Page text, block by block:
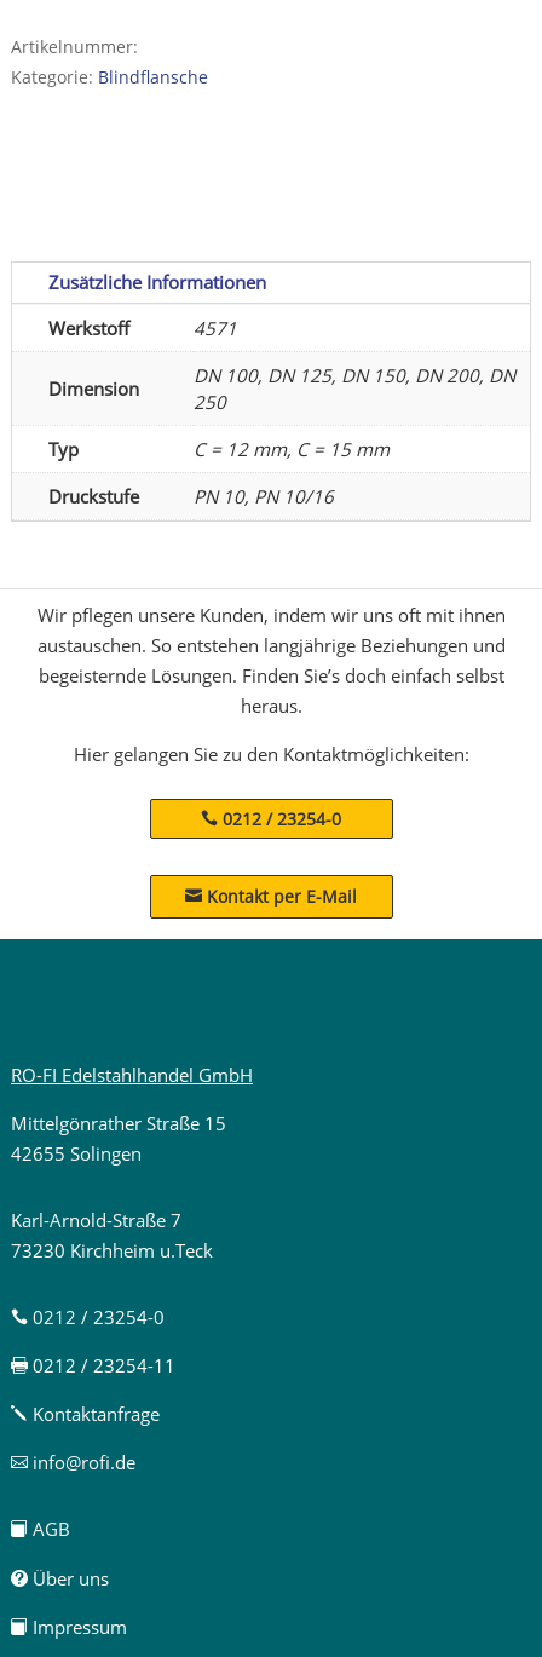
1092-
1/05,
Artikelnummer:
Kategorie: Blindflansche
Zusätzliche Informationen
Werkstoff
4571
Dimension
DN 100, DN 125, DN 150, DN 200, DN
250
Typ
C = 12 mm, C = 15 mm
Druckstufe
PN 10, PN 10/16
Wir pflegen unsere Kunden, indem wir uns oft mit ihnen
austauschen. So entstehen langjährige Beziehungen und
begeisternde Lösungen. Finden Sie’s doch einfach selbst
heraus.
Hier gelangen Sie zu den Kontaktmöglichkeiten:
0212 / 23254-0
 Kontakt per E-Mail
RO-FI Edelstahlhandel GmbH
Mittelgönrather Straße 15
42655 Solingen
Karl-Arnold-Straße 7
73230 Kirchheim u.Teck
0212 / 23254-0
0212 / 23254-11
j Kontaktanfrage
info@rofi.de
 AGB
Über uns
 Impressum